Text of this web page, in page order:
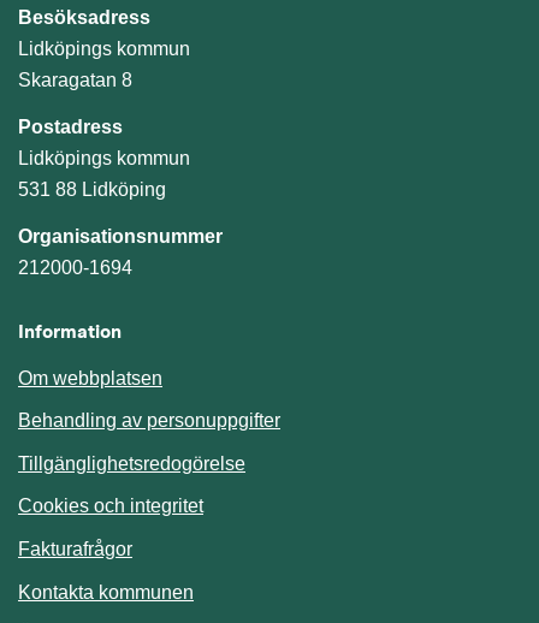
Besöksadress
Lidköpings kommun
Skaragatan 8
Postadress
Lidköpings kommun
531 88 Lidköping
Organisationsnummer
212000-1694
Information
Om webbplatsen
Behandling av personuppgifter
Tillgänglighetsredogörelse
Cookies och integritet
Fakturafrågor
Kontakta kommunen